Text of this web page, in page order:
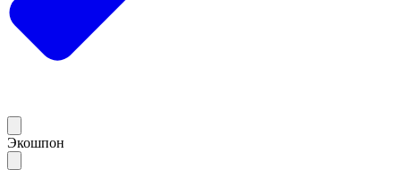
Экошпон